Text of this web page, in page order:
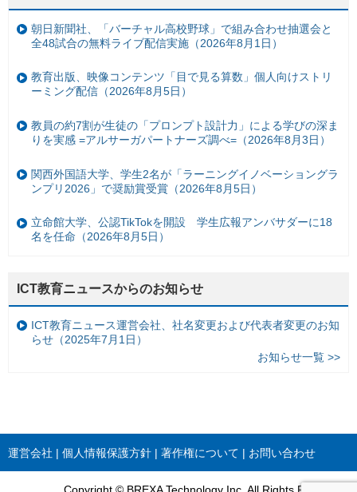
朝日新聞社、「バーチャル高校野球」で組み合わせ抽選会と
全48試合の無料ライブ配信実施（2026年8月1日）
教育出版、映像コンテンツ「目で見る算数」個人向けストリ
ーミング配信（2026年8月5日）
教員の約7割が生徒の「プロンプト設計力」による学びの深ま
りを実感 =アルサーガパートナーズ調べ=（2026年8月3日）
関西外国語大学、学生2名が「ラーニングイノベーショングラ
ンプリ2026」で奨励賞受賞（2026年8月5日）
立命館大学、公認TikTokを開設 学生広報アンバサダーに18
名を任命（2026年8月5日）
ICT教育ニュースからのお知らせ
ICT教育ニュース運営会社、社名変更および代表者変更のお知
らせ（2025年7月1日）
お知らせ一覧 >>
運営会社 個人情報保護方針 著作権について お問い合わせ